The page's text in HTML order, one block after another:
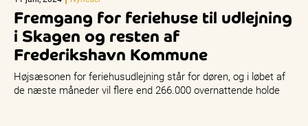
Fremgang for feriehuse til udlejning
i Skagen og resten af
Frederikshavn Kommune
Højsæsonen for feriehusudlejning står for døren, og i løbet af
de næste måneder vil flere end 266.000 overnattende holde